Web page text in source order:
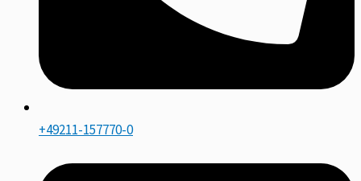
+49211-157770-0